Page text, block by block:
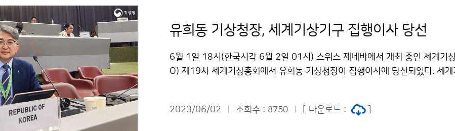
유희동 기상청장, 세계기상기구 집행이사 당선
6월 1일 18시(한국시각 6월 2일 01시) 스위스 제네바에서 개최 중인 세계기
O) 제19차 세계기상총회에서 유희동 기상청장이 집행이사에 당선되었다. 세계
청장이 위원을 맡는다.
2023/06/02 조회수 : 8750 [ 다운로드 :